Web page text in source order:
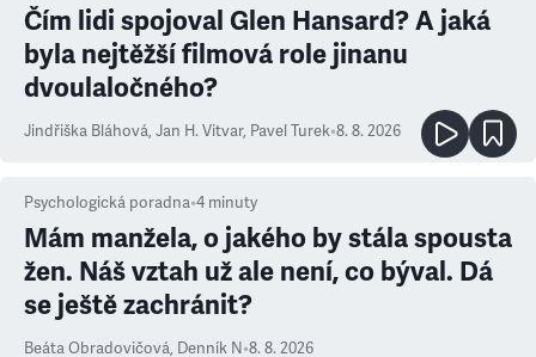
Čím lidi spojoval Glen Hansard? A jaká
byla nejtěžší filmová role jinanu
dvoulaločného?
Jindřiška Bláhová, Jan H. Vitvar, Pavel Turek•8. 8. 2026
Psychologická poradna•4 minuty
Mám manžela, o jakého by stála spousta
žen. Náš vztah už ale není, co býval. Dá
se ještě zachránit?
Beáta Obradovičová, Denník N•8. 8. 2026